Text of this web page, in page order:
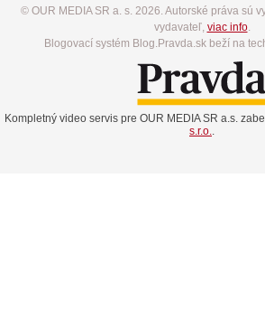
© OUR MEDIA SR a. s. 2026. Autorské práva sú
vydavateľ, viac info.
Blogovací systém Blog.Pravda.sk beží na
Kompletný video servis pre OUR MEDIA SR a.s.
s.r.o..